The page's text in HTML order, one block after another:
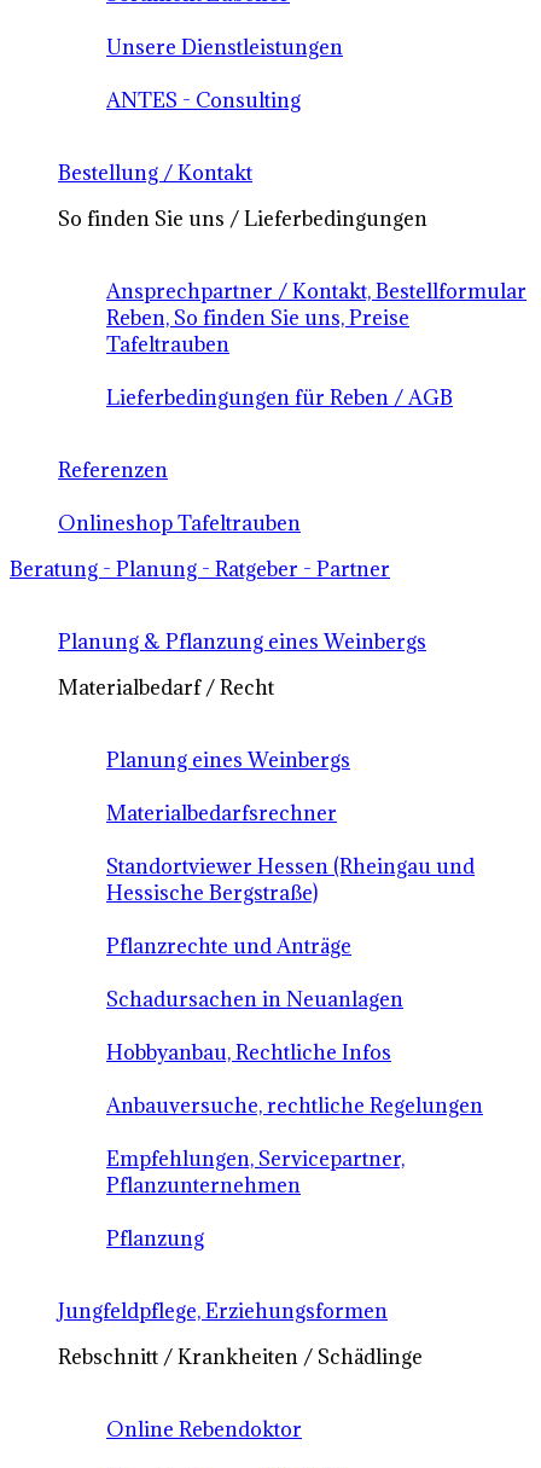
Unsere Dienstleistungen
ANTES - Consulting
Bestellung / Kontakt
So finden Sie uns / Lieferbedingungen
Ansprechpartner / Kontakt, Bestellformular
Reben, So finden Sie uns, Preise
Tafeltrauben
Lieferbedingungen für Reben / AGB
Referenzen
Onlineshop Tafeltrauben
Beratung - Planung - Ratgeber - Partner
Planung & Pflanzung eines Weinbergs
Materialbedarf / Recht
Planung eines Weinbergs
Materialbedarfsrechner
Standortviewer Hessen (Rheingau und
Hessische Bergstraße)
Pflanzrechte und Anträge
Schadursachen in Neuanlagen
Hobbyanbau, Rechtliche Infos
Anbauversuche, rechtliche Regelungen
Empfehlungen, Servicepartner,
Pflanzunternehmen
Pflanzung
Jungfeldpflege, Erziehungsformen
Rebschnitt / Krankheiten / Schädlinge
Online Rebendoktor